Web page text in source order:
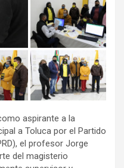
aspirante a la
a Toluca por el Partido
el profesor Jorge
del magisterio